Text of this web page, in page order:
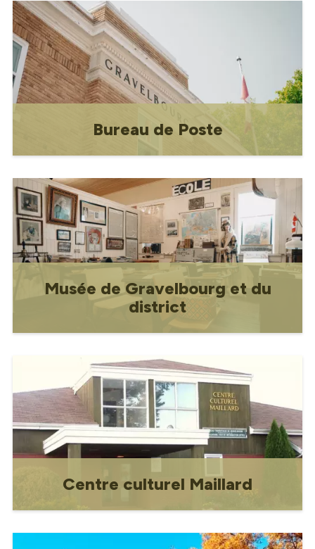
de la Renaissance Gaiety est un lieu de
spectacle et un espace communautaire.
Bureau de Poste
la Poste est maintenant un bien
patrimonial municipal. Le deuxième étage
du bâtiment a été utilisé à diverses fins
au cours des soixante dernières années.
En 1938, la "Gendarmerie" (également
connue sous
Musée de Gravelbourg et du
district
aux récits de ses habitants, le musée
contient une collection de souvenirs des
premiers pionniers, comprenant de
nombreux artefacts provenant des
premiers résidents de Gravelbourg.
Centre culturel Maillard
communauté depuis près de 40 ans!